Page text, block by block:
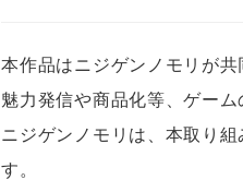
本作品はニジゲンノモリが
魅力発信や商品化等、ゲー
ニジゲンノモリは、本取り
す。